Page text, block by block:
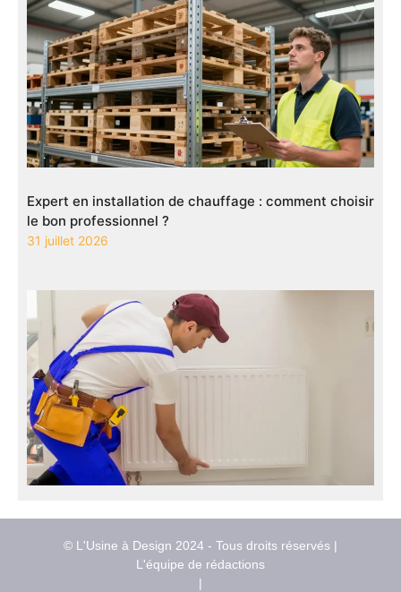
Expert en installation de chauffage : comment choisir
le bon professionnel ?
31 juillet 2026
© L'Usine à Design 2024 - Tous droits réservés |
L'équipe de rédactions
|